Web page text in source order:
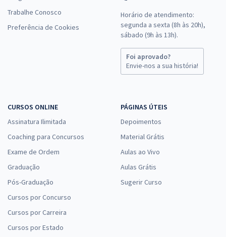
Trabalhe Conosco
Preferência de Cookies
Horário de atendimento:
segunda a sexta (8h às 20h),
sábado (9h às 13h).
Foi aprovado?
Envie-nos a sua história!
CURSOS ONLINE
Assinatura Ilimitada
Coaching para Concursos
Exame de Ordem
Graduação
Pós-Graduação
Cursos por Concurso
Cursos por Carreira
Cursos por Estado
PÁGINAS ÚTEIS
Depoimentos
Material Grátis
Aulas ao Vivo
Aulas Grátis
Sugerir Curso